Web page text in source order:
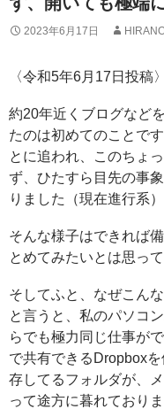
2023年6月17日
〈令和5年6月17日投稿〉
約20年近くブログなど
たのは初めてのことで
とに追われ、このちょ
ず、ひたすら目先の事
りました（現在進行系）
そんな様子はできれば
とめてみたいとは思って
そしてふと、なぜこん
と言うと、私のパソコ
らでも極力同じ仕事が
で共有できるDropbox
存してるフォルダが、
って途方に暮れておりま